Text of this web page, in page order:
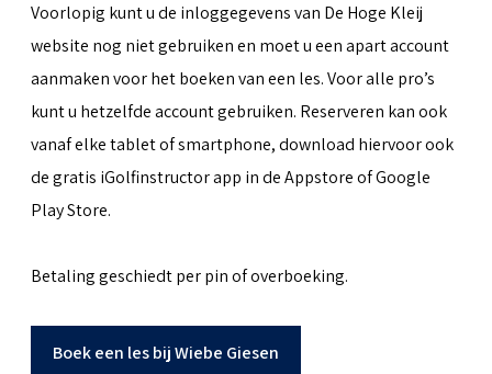
Voorlopig kunt u de inloggegevens van De Hoge Kleij
website nog niet gebruiken en moet u een apart account
aanmaken voor het boeken van een les. Voor alle pro’s
kunt u hetzelfde account gebruiken. Reserveren kan ook
vanaf elke tablet of smartphone, download hiervoor ook
de gratis iGolfinstructor app in de Appstore of Google
Play Store.
Betaling geschiedt per pin of overboeking.
Boek een les bij Wiebe Giesen